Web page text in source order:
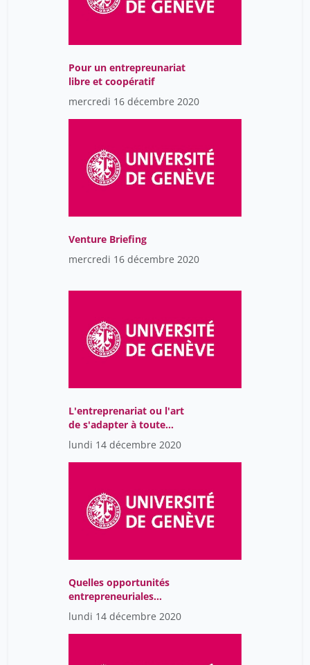
Pour un entrepreunariat
libre et coopératif
mercredi 16 décembre 2020
Venture Briefing
mercredi 16 décembre 2020
L'entreprenariat ou l'art
de s'adapter à toute
situation
lundi 14 décembre 2020
Quelles opportunités
entrepreneuriales
offertes par la
valorisation de la
recherche-
lundi 14 décembre 2020